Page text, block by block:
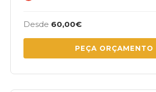
Desde 60,00€
PEÇA ORÇAMENTO